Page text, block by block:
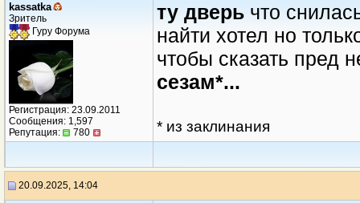
kassatka
Зритель
Гуру Форума
Регистрация: 23.09.2011
Сообщения: 1,597
Репутация:
780
ту дверь что
найти хотел но
чтобы сказать пред
сезам*...
* из заклинания
20.09.2025, 14:04